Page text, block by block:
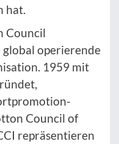
hat.
Council
operierende
1959 mit
Council of
repräsentieren